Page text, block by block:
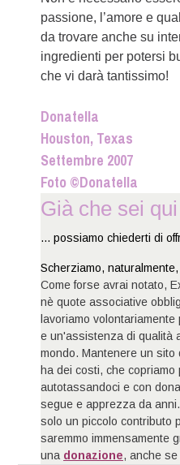
passione, l’amore e
da trovare anche su
ingredienti per potersi
che vi darà tantissimo!
Donatella
Houston, Texas
Settembre 2007
Foto ©Donatella
Già che sei
... possiamo chiederti di
Scherziamo,
Come forse avrai notato,
nè quote associative
lavoriamo
e un'assistenza di qualità
mondo. Mantenere un
ha dei costi, che copriamo
autotassandoci e con
segue e apprezza da
solo un piccolo contributo
saremmo immensamente
una donazione, anche